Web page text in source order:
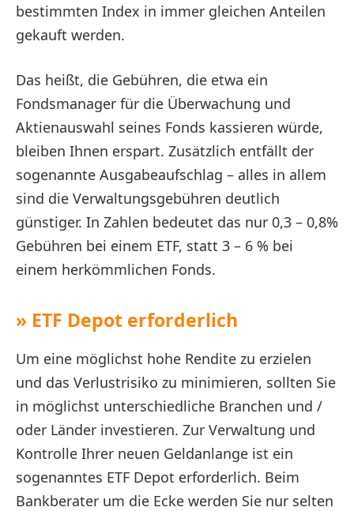
bestimmten Index in immer gleichen Anteilen
gekauft werden.
Das heißt, die Gebühren, die etwa ein
Fondsmanager für die Überwachung und
Aktienauswahl seines Fonds kassieren würde,
bleiben Ihnen erspart. Zusätzlich entfällt der
sogenannte Ausgabeaufschlag – alles in allem
sind die Verwaltungsgebühren deutlich
günstiger. In Zahlen bedeutet das nur 0,3 – 0,8%
Gebühren bei einem ETF, statt 3 – 6 % bei
einem herkömmlichen Fonds.
» ETF Depot erforderlich
Um eine möglichst hohe Rendite zu erzielen
und das Verlustrisiko zu minimieren, sollten Sie
in möglichst unterschiedliche Branchen und /
oder Länder investieren. Zur Verwaltung und
Kontrolle Ihrer neuen Geldanlange ist ein
sogenanntes ETF Depot erforderlich. Beim
Bankberater um die Ecke werden Sie nur selten